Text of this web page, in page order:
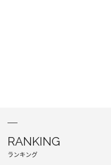
RANKING
ランキング